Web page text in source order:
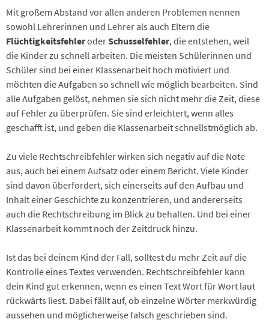
Mit großem Abstand vor allen anderen Problemen nennen
sowohl Lehrerinnen und Lehrer als auch Eltern die
FlüchtigkeitsfehleroderSchusselfehler, die entstehen, weil
die Kinder zu schnell arbeiten. Die meisten Schülerinnen und
Schüler sind bei einer Klassenarbeit hoch motiviert und
möchten die Aufgaben so schnell wie möglich bearbeiten. Sind
alle Aufgaben gelöst, nehmen sie sich nicht mehr die Zeit, diese
auf Fehler zu überprüfen. Sie sind erleichtert, wenn alles
geschafft ist, und geben die Klassenarbeit schnellstmöglich ab.
Zu viele Rechtschreibfehler wirken sich negativ auf die Note
aus, auch bei einem Aufsatz oder einem Bericht. Viele Kinder
sind davon überfordert, sich einerseits auf den Aufbau und
Inhalt einer Geschichte zu konzentrieren, und andererseits
auch die Rechtschreibung im Blick zu behalten. Und bei einer
Klassenarbeit kommt noch der Zeitdruck hinzu.
Ist das bei deinem Kind der Fall, solltest du mehr Zeit auf die
Kontrolle eines Textes verwenden. Rechtschreibfehler kann
dein Kind gut erkennen, wenn es einen Text Wort für Wort laut
rückwärts liest. Dabei fällt auf, ob einzelne Wörter merkwürdig
aussehen und möglicherweise falsch geschrieben sind.